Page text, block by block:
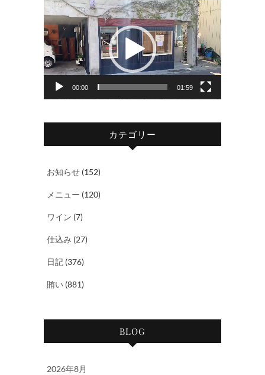
動
画
プ
レ
ー
00:00 01:59
カテゴリー
お知らせ (152)
メニュー (120)
ワイン (7)
仕込み (27)
日記 (376)
賄い (881)
BLOG
2026年8月